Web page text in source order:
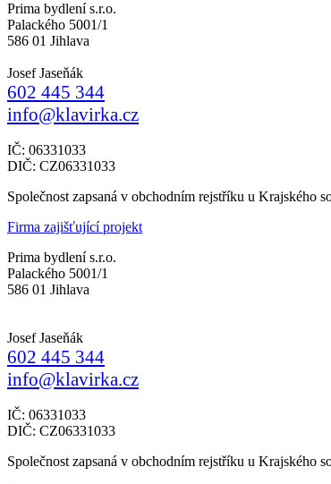
Prima bydlení s.r.o.
Palackého 5001/1
586 01 Jihlava
Josef Jaseňák
602 445 344
info@klavirka.cz
IČ: 06331033
DIČ: CZ06331033
Společnost zapsaná v obchodním rejstříku u Krajského
Firma zajišťující projekt
Prima bydlení s.r.o.
Palackého 5001/1
586 01 Jihlava
Josef Jaseňák
602 445 344
info@klavirka.cz
IČ: 06331033
DIČ: CZ06331033
Společnost zapsaná v obchodním rejstříku u Krajského